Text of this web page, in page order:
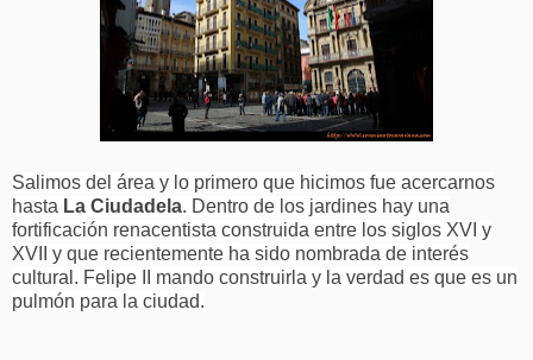
Salimos del área y lo primero que hicimos fue acercarnos
hasta La Ciudadela. Dentro de los jardines hay una
fortificación renacentista construida entre los siglos XVI y
XVII y que recientemente ha sido nombrada de interés
cultural. Felipe II mando construirla y la verdad es que es un
pulmón para la ciudad.